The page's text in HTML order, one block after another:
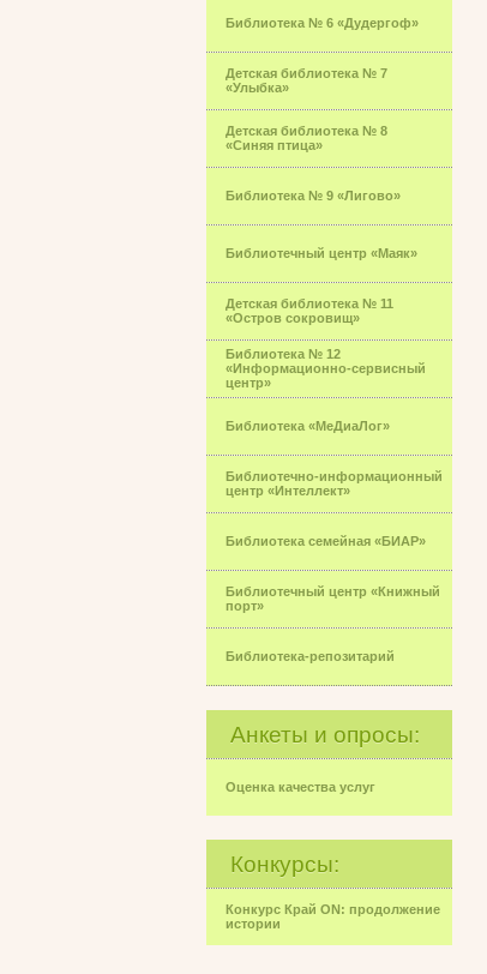
Библиотека № 6 «Дудергоф»
Детская библиотека № 7
«Улыбка»
Детская библиотека № 8
«Синяя птица»
Библиотека № 9 «Лигово»
Библиотечный центр «Маяк»
Детская библиотека № 11
«Остров сокровищ»
Библиотека № 12
«Информационно-сервисный
центр»
Библиотека «МеДиаЛог»
Библиотечно-информационный
центр «Интеллект»
Библиотека семейная «БИАР»
Библиотечный центр «Книжный
порт»
Библиотека-репозитарий
Анкеты и опросы:
Оценка качества услуг
Конкурсы:
Конкурс Край ON: продолжение
истории